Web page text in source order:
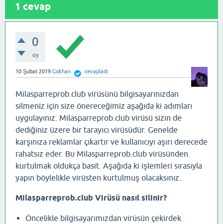
1 cevap
0
oy
10 Şubat 2019 Gokhan cevapladı
Milasparreprob.club virüsünü bilgisayarınızdan
silmeniz için size önereceğimiz aşağıda ki adımları
uygulayınız. Milasparreprob.club virüsü sizin de
dediğiniz üzere bir tarayıcı virüsüdür. Genelde
karşınıza reklamlar çıkartır ve kullanıcıyı aşırı derecede
rahatsız eder. Bu Milasparreprob.club virüsünden
kurtulmak oldukça basit. Aşağıda ki işlemleri sırasıyla
yapın böylelikle virüsten kurtulmuş olacaksınız.
Milasparreprob.club Virüsü nasıl silinir?
Öncelikle bilgisayarımızdan virüsün çekirdek